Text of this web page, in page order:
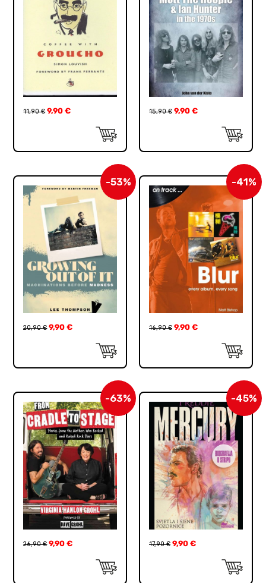
11,90€ 9,90€ 15,90€ 9,90 €
-53%
20,90€ 9,90€
-41%
16,90€ 9,90 €
-63%
26,90€ 9,90€
-45%
17,90€ 9,90 €